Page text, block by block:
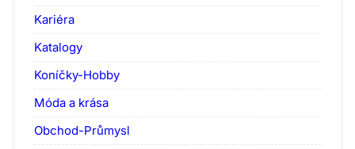
Kariéra
Katalogy
Koníčky-Hobby
Móda a krása
Obchod-Průmysl